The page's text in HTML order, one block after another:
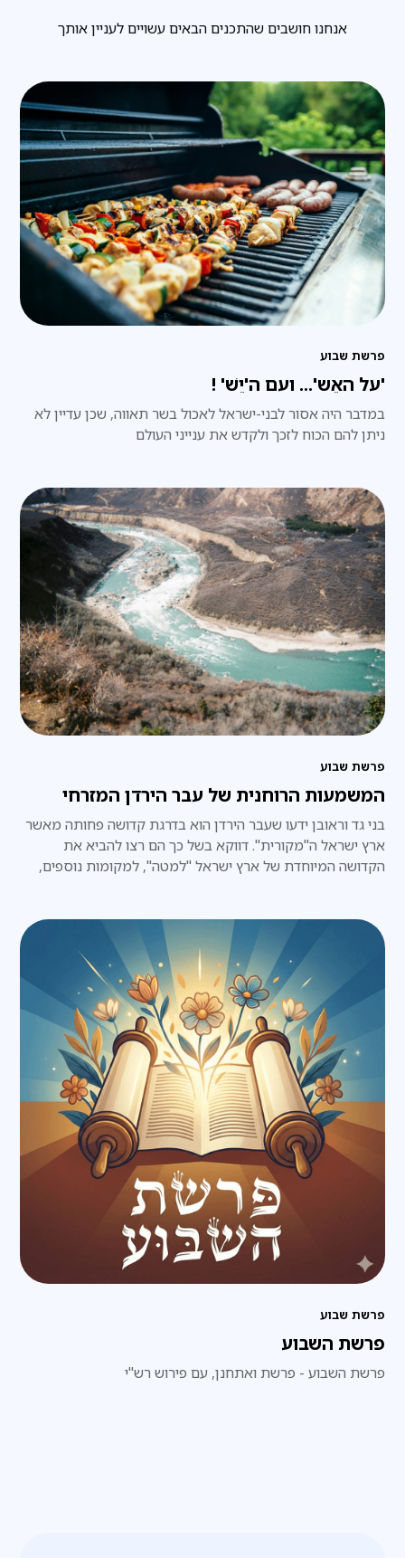
אנחנו חושבים שהתכנים הבאים עשויים לעניין אותך
פרשת שבוע
'על האֵש'... ועם ה'יֵשׁ' !
במדבר היה אסור לבני-ישראל לאכול בשר תאווה, שכן עדיין לא
ניתן להם הכוח לזכך ולקדש את ענייני העולם
פרשת שבוע
המשמעות הרוחנית של עבר הירדן המזרחי
בני גד וראובן ידעו שעבר הירדן הוא בדרגת קדושה פחותה מאשר
ארץ ישראל ה"מקורית". דווקא בשל כך הם רצו להביא את
הקדושה המיוחדת של ארץ ישראל "למטה", למקומות נוספים,
פרשת שבוע
פרשת השבוע
פרשת השבוע - פרשת ואתחנן, עם פירוש רש"י